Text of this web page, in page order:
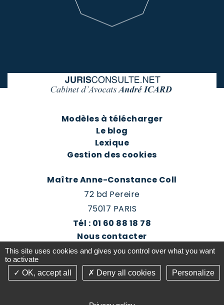
Modèles à télécharger
Le blog
Lexique
Gestion des cookies
Maître Anne-Constance Coll
72 bd Pereire
75017 PARIS
Tél : 01 60 88 18 78
Nous contacter
Prendre rendez-vous
This site uses cookies and gives you control over what you want
to activate
OK, accept all
Deny all cookies Personalize